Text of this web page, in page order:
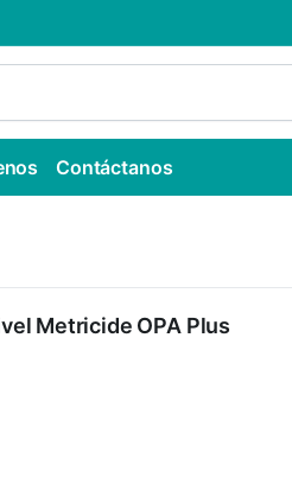
Contáctanos
Metricide OPA Plus